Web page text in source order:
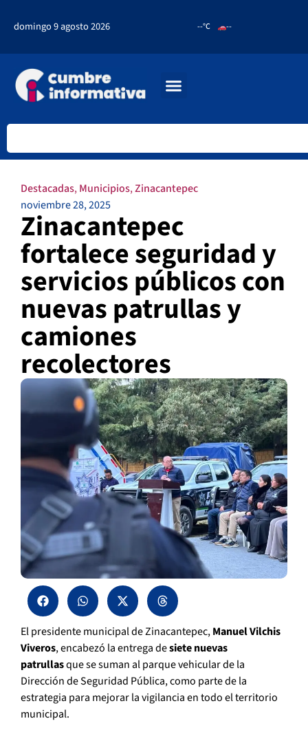
domingo 9 agosto 2026 --°C --
Destacadas,Municipios,Zinacantepec
noviembre 28, 2025
Zinacantepec
fortalece seguridad y
servicios públicos con
nuevas patrullas y
camiones
recolectores
El presidente municipal de Zinacantepec,Manuel Vilchis
Viveros, encabezó la entrega desiete nuevas
patrullasque se suman al parque vehicular de la
Dirección de Seguridad Pública, como parte de la
estrategia para mejorar la vigilancia en todo el territorio
municipal.